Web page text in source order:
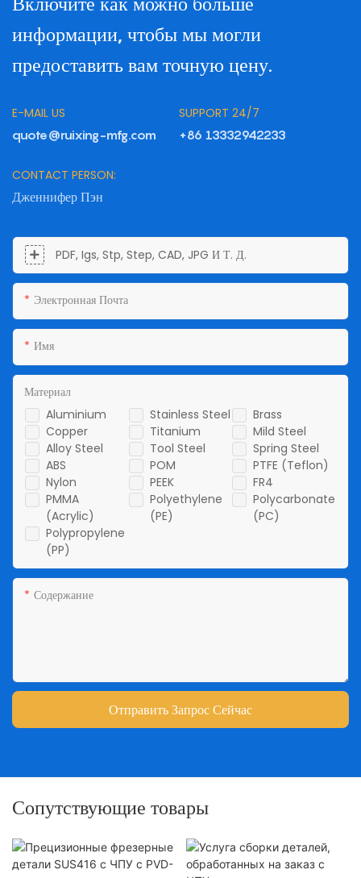
информации, чтобы мы могли
предоставить вам точную цену.
E-MAIL US
quote@ruixing-mfg.com
SUPPORT 24/7
+86 13332942233
CONTACT PERSON:
Дженнифер Пэн
PDF, Igs, Stp, Step, CAD, JPG И Т. Д.
Электронная Почта
Имя
Aluminium Stainless Steel
Brass
Copper
Titanium
Mild Steel
Alloy Steel
Tool Steel
Spring Steel
ABS
POM
PTFE (Teflon)
Nylon
PEEK
FR4
PMMA
(Acrylic)
Polyethylene
(PE)
Polycarbonate
(PC)
Polypropylene
(PP)
Материал
Содержание
Отправить Запрос Сейчас
Сопутствующие товары